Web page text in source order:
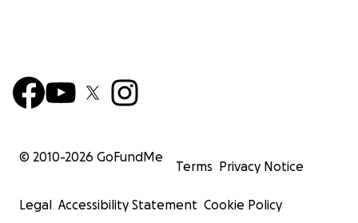
© 2010-2026 GoFundMe
Terms Privacy Notice
Legal Accessibility Statement Cookie Policy